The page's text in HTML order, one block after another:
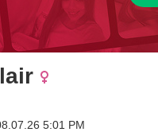
5:01 PM